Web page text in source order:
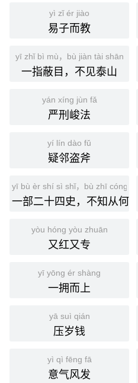
yì zǐ ér jiào
易子而教
yī zhǐ bì mù，bù jiàn tài shān
一指蔽目，不见泰山
yán xíng jùn fǎ
严刑峻法
yí lín dào fǔ
疑邻盗斧
yī bù èr shí sì shǐ，bù zhī cóng hé
一部二十四史，不知从何说
yòu hóng yòu zhuān
又红又专
yī yōng ér shàng
一拥而上
yā suì qián
压岁钱
yì qì fēng fā
意气风发